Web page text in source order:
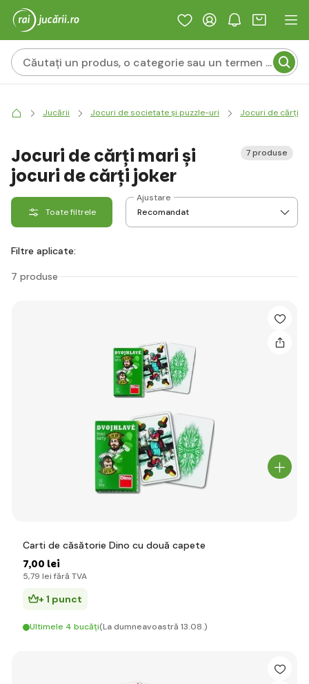
Jucării Jocuri de societate și puzzle-uri Jocuri de cărți
Jocuri de cărți mari și
jocuri de cărți joker
7 produse
Toate filtrele
Ajustare
Filtre aplicate:
7 produse
Carti de căsătorie Dino cu două capete
7,00 lei
5,79 lei fără TVA
+ 1 punct
Ultimele 4 bucăți(La dumneavoastră 13.08.)